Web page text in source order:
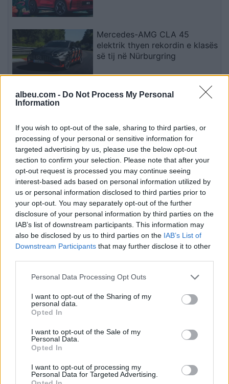
albeu.com - Do Not Process My Personal
Information
If you wish to opt-out of the sale, sharing to third parties, or
processing of your personal or sensitive information for
targeted advertising by us, please use the below opt-out
section to confirm your selection. Please note that after your
opt-out request is processed you may continue seeing
interest-based ads based on personal information utilized by
us or personal information disclosed to third parties prior to
your opt-out. You may separately opt-out of the further
disclosure of your personal information by third parties on the
IAB’s list of downstream participants. This information may
also be disclosed by us to third parties on the IAB’s List of
Downstream Participants that may further disclose it to other
Personal Data Processing Opt Outs
I want to opt-out of the Sharing of my
personal data.
Opted In
I want to opt-out of the Sale of my
Personal Data.
Opted In
I want to opt-out of processing my
Personal Data for Targeted Advertising.
Mercedes-AMG CLA 45
elektrik thyen rekordin e klasës
së tij në Nürburgring
Teleskopi më i fuqishëm diellor
Esim for Global|Esim for Europe
for Turkey|Esim for Germany|Esim for Greece|
for Asia|Esim for World Cup 2026
Esim for Saudi